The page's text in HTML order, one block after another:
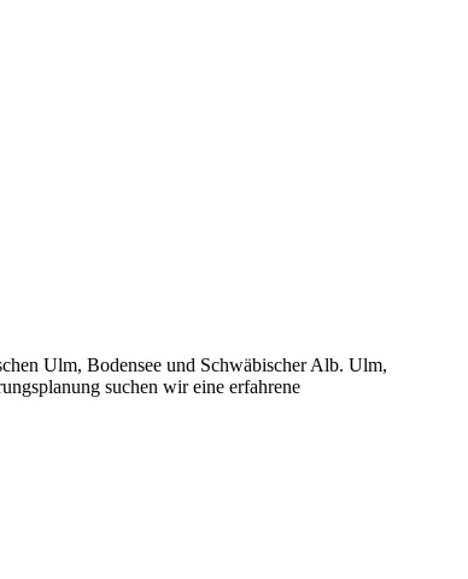
Ulm, Bodensee und Schwäbischer Alb. Ulm,
suchen wir eine erfahrene